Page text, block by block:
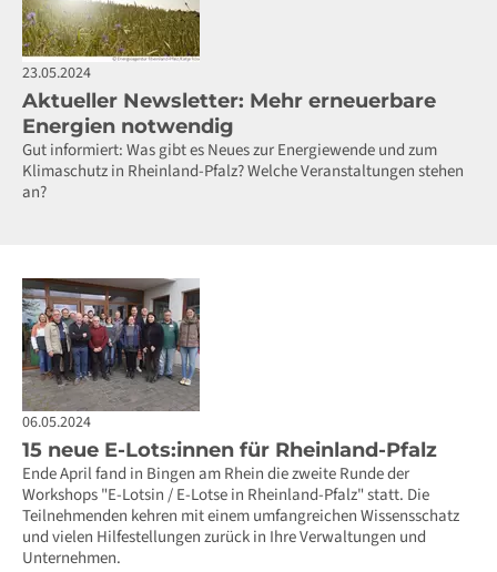
23.05.2024
Aktueller Newsletter: Mehr erneuerbare
Energien notwendig
Gut informiert: Was gibt es Neues zur Energiewende und zum
Klimaschutz in Rheinland-Pfalz? Welche Veranstaltungen stehen
an?
06.05.2024
15 neue E-Lots:innen für Rheinland-Pfalz
Ende April fand in Bingen am Rhein die zweite Runde der
Workshops "E-Lotsin / E-Lotse in Rheinland-Pfalz" statt. Die
Teilnehmenden kehren mit einem umfangreichen Wissensschatz
und vielen Hilfestellungen zurück in Ihre Verwaltungen und
Unternehmen.